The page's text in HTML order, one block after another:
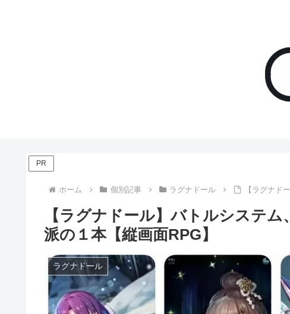
PR
ホーム 個別記事 ラグナドール 【ラグナド
【ラグナドール】バトルシステ
派の１本【縦画面RPG】
ラグナドール